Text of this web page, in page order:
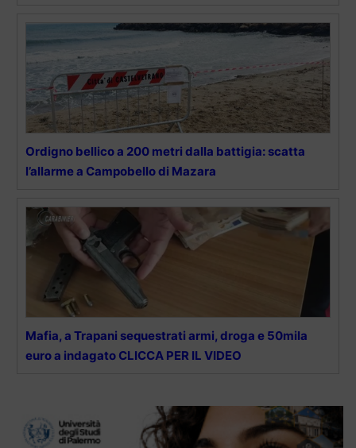
Ordigno bellico a 200 metri dalla battigia: scatta
l’allarme a Campobello di Mazara
Mafia, a Trapani sequestrati armi, droga e 50mila
euro a indagato CLICCA PER IL VIDEO